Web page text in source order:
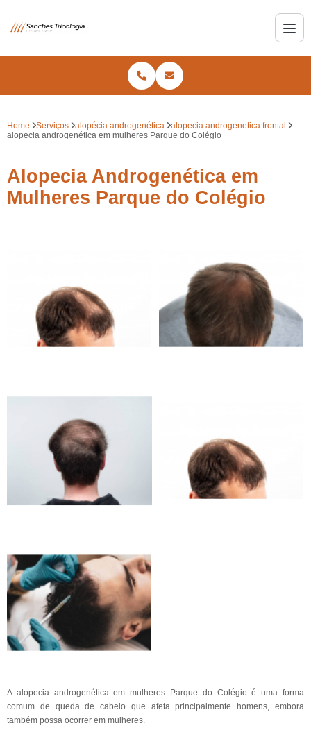
Home Serviços alopécia androgenética
alopecia androgenetica frontal
alopecia androgenética em mulheres Parque do Colégio
Alopecia Androgenética em
Mulheres Parque do Colégio
A alopecia androgenética em mulheres Parque do Colégio é uma forma
comum de queda de cabelo que afeta principalmente homens, embora
também possa ocorrer em mulheres.